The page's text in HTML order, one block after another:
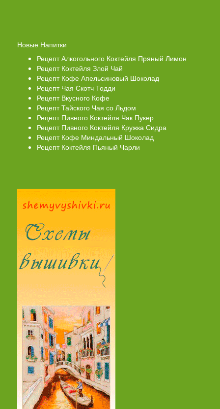
Новые Напитки
Рецепт Алкогольного Коктейля Пряный Лимон
Рецепт Коктейля Злой Чай
Рецепт Кофе Апельсиновый Шоколад
Рецепт Чая Скотч Тодди
Рецепт Вкусного Кофе
Рецепт Тайского Чая со Льдом
Рецепт Пивного Коктейля Чак Пукер
Рецепт Пивного Коктейля Кружка Сидра
Рецепт Кофе Миндальный Шоколад
Рецепт Коктейля Пьяный Чарли